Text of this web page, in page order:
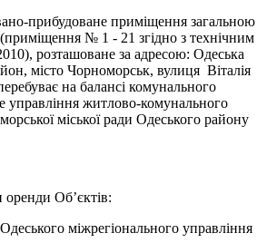
прибудоване приміщення загальною
№ 1 - 21 згідно з технічним
розташоване за адресою: Одеська
місто Чорноморськ, вулиця Віталія
на балансі комунального
управління житлово-комунального
міської ради Одеського району
Об’єктів:
міжрегіонального управління